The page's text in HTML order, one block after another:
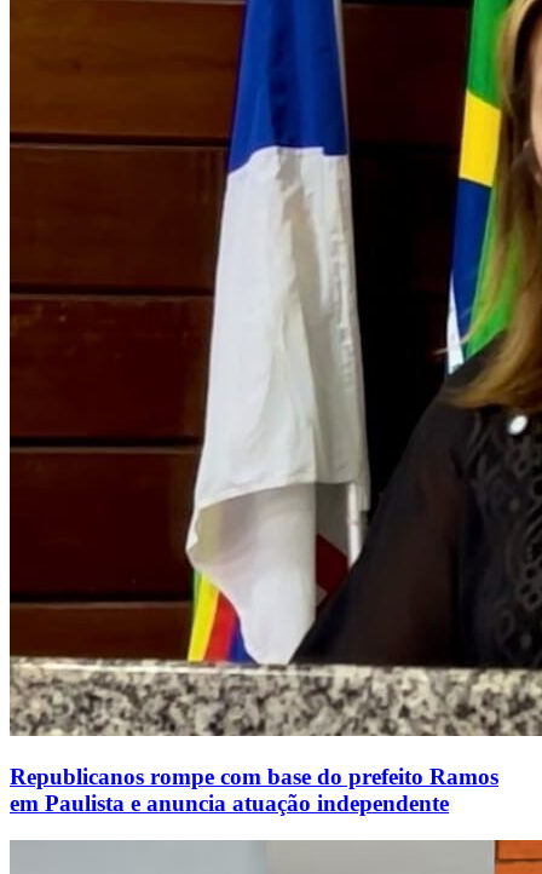
Republicanos rompe com base do prefeito Ramos
em Paulista e anuncia atuação independente